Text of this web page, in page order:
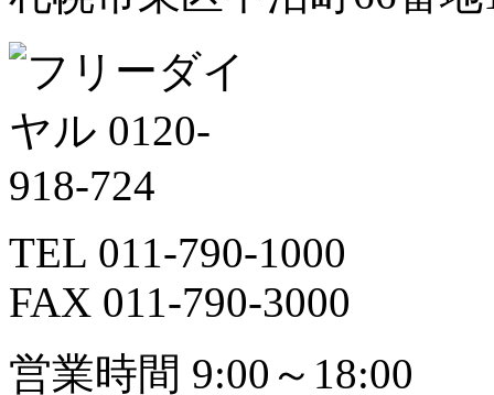
TEL 011-790-1000
FAX 011-790-3000
営業時間 9:00～18:00